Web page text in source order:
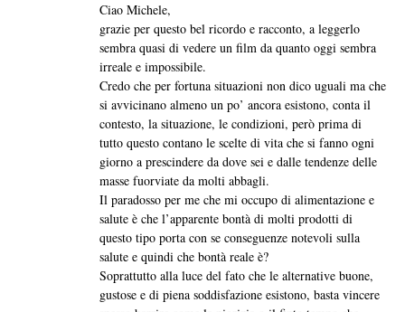
Ciao Michele,
grazie per questo bel ricordo e racconto, a leggerlo
sembra quasi di vedere un film da quanto oggi sembra
irreale e impossibile.
Credo che per fortuna situazioni non dico uguali ma che
si avvicinano almeno un po’ ancora esistono, conta il
contesto, la situazione, le condizioni, però prima di
tutto questo contano le scelte di vita che si fanno ogni
giorno a prescindere da dove sei e dalle tendenze delle
masse fuorviate da molti abbagli.
Il paradosso per me che mi occupo di alimentazione e
salute è che l’apparente bontà di molti prodotti di
questo tipo porta con se conseguenze notevoli sulla
salute e quindi che bontà reale è?
Soprattutto alla luce del fato che le alternative buone,
gustose e di piena soddisfazione esistono, basta vincere